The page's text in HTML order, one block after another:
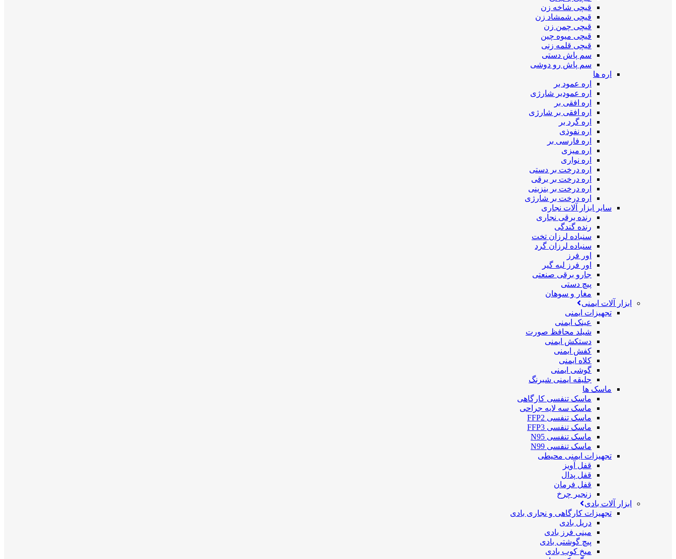
قیچی شاخه زن
قیچی شمشاد زن
قیچی چمن زن
قیچی میوه چین
قیچی قلمه زنی
سم پاش دستی
سم پاش رو دوشی
اره ها
اره عمود بر
اره عمودبر شارژی
اره افقی بر
اره افقی بر شارژی
اره گرد بر
اره نفوذی
اره فارسی بر
اره میزی
اره نواری
اره درخت بر دستی
اره درخت بر برقی
اره درخت بر بنزینی
اره درخت بر شارژی
سایر ابزار آلات نجاری
رنده برقی نجاری
رنده گندگی
سنباده لرزان تخت
سنباده لرزان گرد
اور فرز
اور فرز لبه گیر
جارو برقی صنعتی
پیچ دستی
مغار و سوهان
ابزار آلات ایمنی
تجهیزات ایمنی
عینک ایمنی
شیلد محافظ صورت
دستکش ایمنی
کفش ایمنی
کلاه ایمنی
گوشی ایمنی
جلیقه ایمنی شبرنگ
ماسک ها
ماسک تنفسی کارگاهی
ماسک سه لایه جراحی
ماسک تنفسی FFP2
ماسک تنفسی FFP3
ماسک تنفسی N95
ماسک تنفسی N99
تجهیزات ایمنی محیطی
قفل آویز
قفل پدال
قفل فرمان
زنجیر چرخ
ابزار آلات بادی
تجهیزات کارگاهی و نجاری بادی
دریل بادی
مینی فرز بادی
پیچ گوشتی بادی
میخ کوب بادی